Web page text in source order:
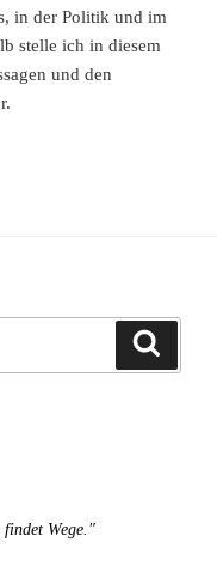
in der Politik und im
stelle ich in diesem
und den
Wege."